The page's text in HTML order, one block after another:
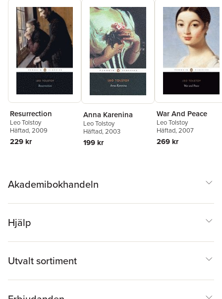
Resurrection
Leo Tolstoy
Häftad, 2009
229 kr
Anna Karenina
Leo Tolstoy
Häftad, 2003
199 kr
War And Peace
Leo Tolstoy
Häftad, 2007
269 kr
Akademibokhandeln
Hjälp
Utvalt sortiment